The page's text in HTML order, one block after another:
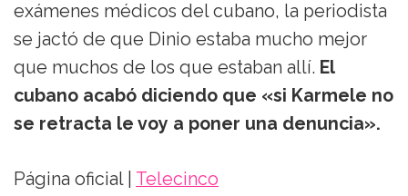
exámenes médicos del cubano, la periodista
se jactó de que Dinio estaba mucho mejor
que muchos de los que estaban allí. El
cubano acabó diciendo que «si Karmele no
se retracta le voy a poner una denuncia».
Página oficial | Telecinco